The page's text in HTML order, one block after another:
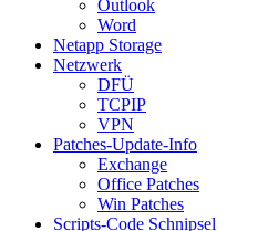
Outlook
Word
Netapp Storage
Netzwerk
DFÜ
TCPIP
VPN
Patches-Update-Info
Exchange
Office Patches
Win Patches
Scripts-Code Schnipsel